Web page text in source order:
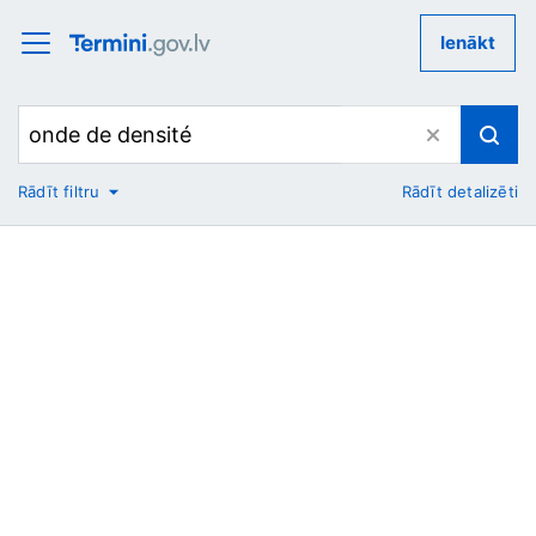
Ienākt
No
Rādīt filtru Rādīt detalizēti